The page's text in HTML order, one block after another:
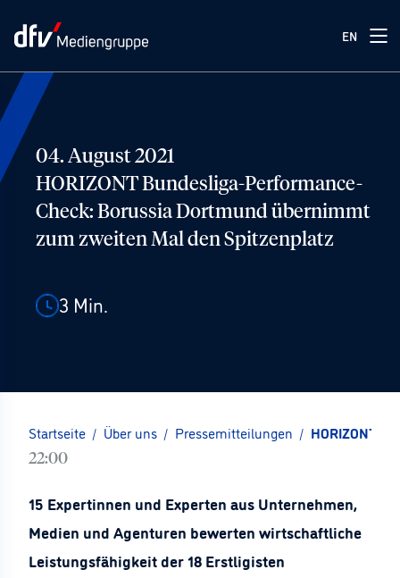
EN
04. August 2021
HORIZONT Bundesliga-Performance-
Check: Borussia Dortmund übernimmt
zum zweiten Mal den Spitzenplatz
3 Min.
Startseite / Über uns / Pressemitteilungen / HORIZONT
22:00
15 Expertinnen und Experten aus Unternehmen,
Medien und Agenturen bewerten wirtschaftliche
Leistungsfähigkeit der 18 Erstligisten